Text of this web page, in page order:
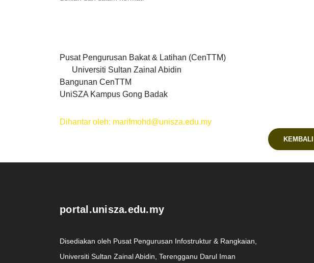
Pusat Pengurusan Bakat & Latihan (CenTTM)
Universiti Sultan Zainal Abidin
Bangunan CenTTM
UniSZA Kampus Gong Badak
Dihantar oleh: marifmohd@unisza.edu.my
KEMBALI
portal.unisza.edu.my
Disediakan oleh Pusat Pengurusan Infostruktur & Rangkaian,
Universiti Sultan Zainal Abidin, Terengganu Darul Iman